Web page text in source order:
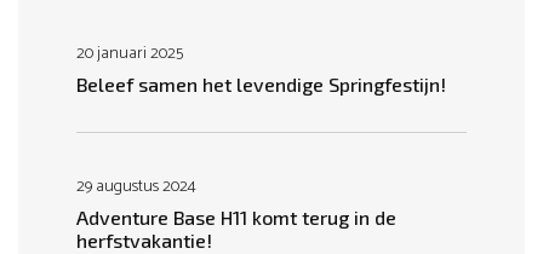
20 januari 2025
Beleef samen het levendige Springfestijn!
29 augustus 2024
Adventure Base H11 komt terug in de
herfstvakantie!